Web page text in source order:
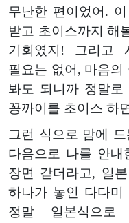
무난한 편이었어.
받고 초이스까지 해
기회였지! 그리고
필요는 없어, 마음
봐도 되니까 정말
꽁까이를 초이스 하
그런 식으로 맘에
다음으로 나를 안
장면 같더라고, 일
하나가 놓인 다다미
정말 일본식으